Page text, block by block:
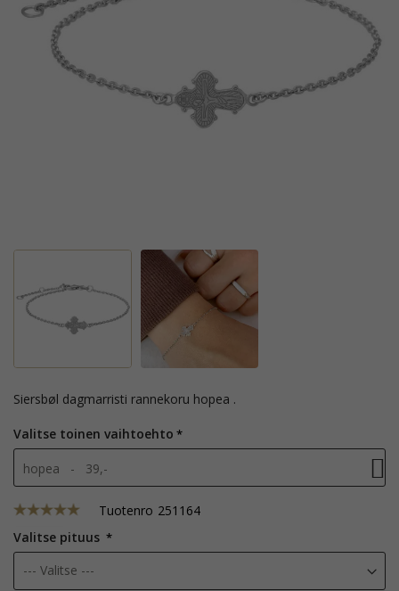
Siersbøl dagmarristi rannekoru hopea .
Valitse toinen vaihtoehto
hopea - 39,-
Tuotenro 251164
Valitse pituus